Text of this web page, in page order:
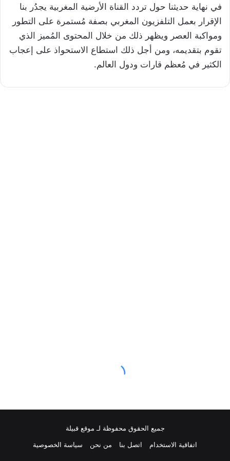
جميع الحقوق محفوظة لـ موقع قبيلة
اتفاقية الاستخدام
اتصل بنا من نحن سياسة الخصوصية